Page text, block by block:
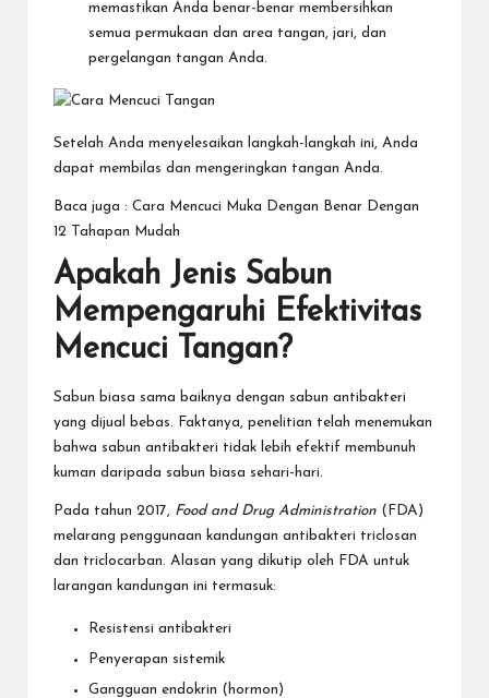
memastikan Anda benar-benar membersihkan
semua permukaan dan area tangan, jari, dan
pergelangan tangan Anda.
Setelah Anda menyelesaikan langkah-langkah ini, Anda
dapat membilas dan mengeringkan tangan Anda.
Baca juga : Cara Mencuci Muka Dengan Benar Dengan
12 Tahapan Mudah
Apakah Jenis Sabun
Mempengaruhi Efektivitas
Mencuci Tangan?
Sabun biasa sama baiknya dengan sabun antibakteri
yang dijual bebas. Faktanya, penelitian telah menemukan
bahwa sabun antibakteri tidak lebih efektif membunuh
kuman daripada sabun biasa sehari-hari.
Pada tahun 2017, Food and Drug Administration (FDA)
melarang penggunaan kandungan antibakteri triclosan
dan triclocarban. Alasan yang dikutip oleh FDA untuk
larangan kandungan ini termasuk:
Resistensi antibakteri
Penyerapan sistemik
Gangguan endokrin (hormon)